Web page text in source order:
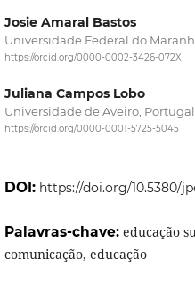
Josie Amaral Bastos
Universidade Federal do
https://orcid.org/0000-0002-3426-072X
Juliana Campos Lobo
Universidade de Aveiro, Portugal
https://orcid.org/0000-0001-5725-5045
DOI: https://doi.org/10.5380/
Palavras-chave: educação
comunicação, educação